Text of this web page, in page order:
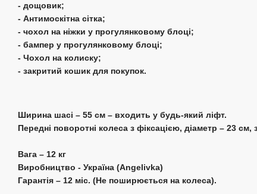
- дощовик;
- Антимоскітна сітка;
- чохол на ніжки у прогулянковому блоці;
- бампер у прогулянковому блоці;
- Чохол на колиску;
- закритий кошик для покупок.
Ширина шасі – 55 см – входить у будь-який ліфт.
Передні поворотні колеса з фіксацією, діаметр – 23 см,
Вага – 12 кг
Виробництво - Україна (Angelivka)
Гарантія – 12 міс. (Не поширюється на колеса).